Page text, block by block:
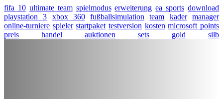
fifa 10 ultimate team spielmodus erweiterung ea sports download
playstation 3
xbox 360 fußballsimulation team kader
manager
online-turniere spieler startpaket testversion kosten microsoft points
preis
handel auktionen sets gold silb